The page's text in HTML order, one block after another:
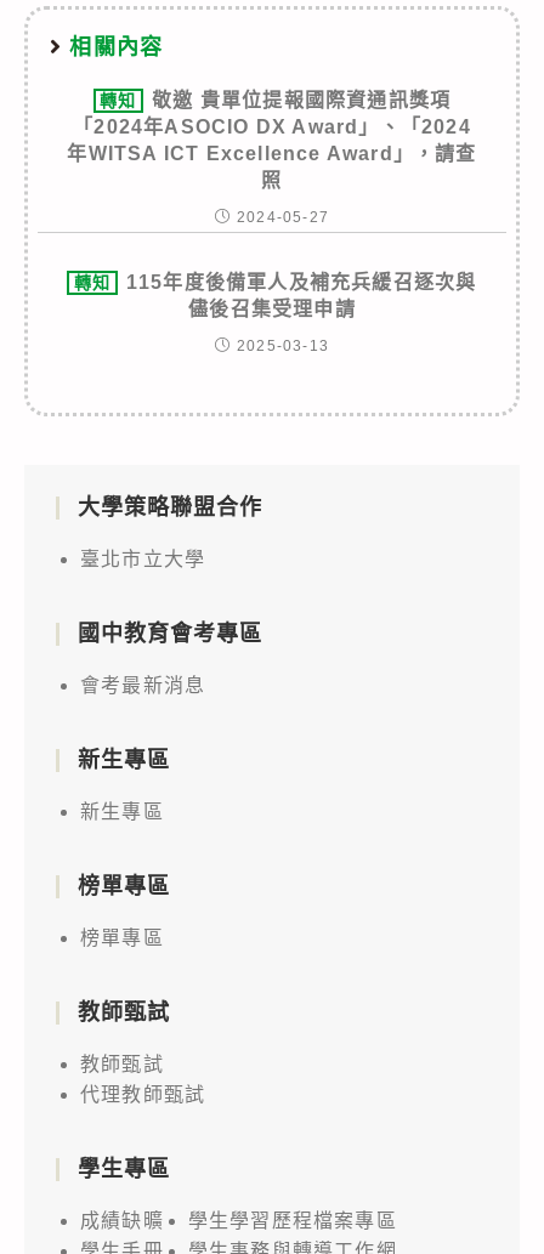
相關內容
轉知
敬邀 貴單位提報國際資通訊獎項
「2024年ASOCIO DX Award」、「2024
年WITSA ICT Excellence Award」，請查
照
2024-05-27
轉知
115年度後備軍人及補充兵緩召逐次與
儘後召集受理申請
2025-03-13
大學策略聯盟合作
臺北市立大學
國中教育會考專區
會考最新消息
新生專區
新生專區
榜單專區
榜單專區
教師甄試
教師甄試
代理教師甄試
學生專區
成績缺曠
學生學習歷程檔案專區